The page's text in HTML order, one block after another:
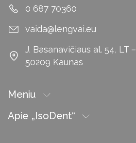
0 687 70360
vaida@lengvai.eu
J. Basanavičiaus al. 54, LT –
50209 Kaunas
Meniu
Apie „IsoDent“